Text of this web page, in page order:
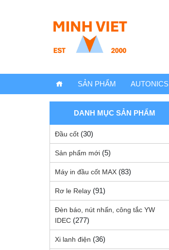
SẢN PHẨM AUTONICS
DANH MỤC SẢN PHẨM
Đầu cốt (30)
Sản phẩm mới (5)
Máy in đầu cốt MAX (83)
Rơ le Relay (91)
Đèn báo, nút nhấn, công tắc YW
IDEC (277)
Xi lanh điện (36)